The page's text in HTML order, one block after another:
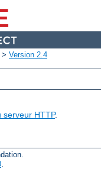
> Version 2.4
serveur HTTP.